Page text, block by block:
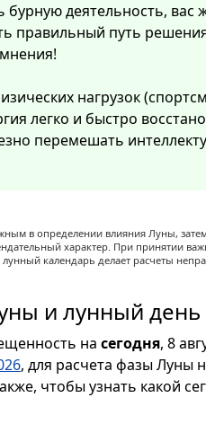
бурную деятельность,
правильный путь
нагрузок
легко и быстро
перемешать
в определении влияния Луны,
характер. При принятии
календарь делает расчеты
и лунный день
на сегодня, 8
, для расчета фазы Луны
чтобы узнать какой